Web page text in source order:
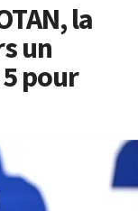
la
un
pour